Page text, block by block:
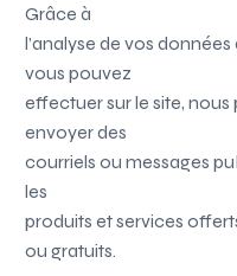
Grâce à
l’analyse de vos
vous pouvez
effectuer sur le site,
envoyer des
courriels ou messages
les
produits et services
ou gratuits.